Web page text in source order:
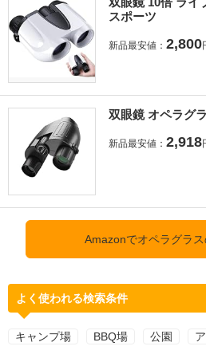
スポーツ
新品最安値： 2,800
双眼鏡 オペラグ
新品最安値： 2,918
Amazonでオペラグラ
よく使われる検索条件
キャンプ場 BBQ場 公園